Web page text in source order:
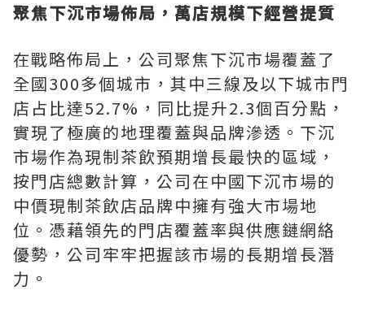
聚焦下沉市場佈局，萬店規模下經營提質
在戰略佈局上，公司聚焦下沉市場覆蓋了
全國300多個城市，其中三線及以下城市門
店占比達52.7%，同比提升2.3個百分點，
實現了極廣的地理覆蓋與品牌滲透。下沉
市場作為現制茶飲預期增長最快的區域，
按門店總數計算，公司在中國下沉市場的
中價現制茶飲店品牌中擁有強大市場地
位。憑藉領先的門店覆蓋率與供應鏈網絡
優勢，公司牢牢把握該市場的長期增長潛
力。